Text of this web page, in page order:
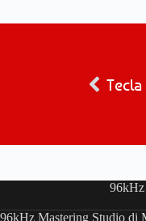
96kHz
96kHz Mastering Studio di